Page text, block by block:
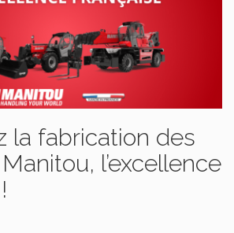
la fabrication des
l’excellence